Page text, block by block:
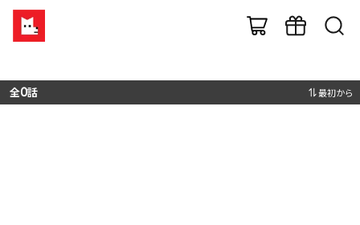
全0話 最初から